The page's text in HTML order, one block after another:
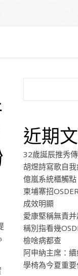
近期
32歲誕辰推秀
胡煜詩寫歌自
億嵐系統櫃觸點
柬埔寨招
成效明顯
愛康堅稱無責
稱別指看幾
檢啥病都查
阿申納主席：
學椅為今夏重